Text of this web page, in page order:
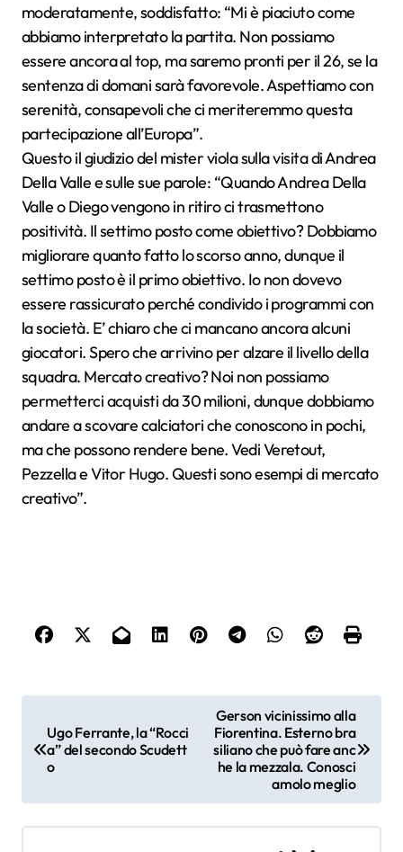
moderatamente, soddisfatto: “Mi è piaciuto come
abbiamo interpretato la partita. Non possiamo
essere ancora al top, ma saremo pronti per il 26, se la
sentenza di domani sarà favorevole. Aspettiamo con
serenità, consapevoli che ci meriteremmo questa
partecipazione all’Europa”.
Questo il giudizio del mister viola sulla visita di Andrea
Della Valle e sulle sue parole: “Quando Andrea Della
Valle o Diego vengono in ritiro ci trasmettono
positività. Il settimo posto come obiettivo? Dobbiamo
migliorare quanto fatto lo scorso anno, dunque il
settimo posto è il primo obiettivo. Io non dovevo
essere rassicurato perché condivido i programmi con
la società. E’ chiaro che ci mancano ancora alcuni
giocatori. Spero che arrivino per alzare il livello della
squadra. Mercato creativo? Noi non possiamo
permetterci acquisti da 30 milioni, dunque dobbiamo
andare a scovare calciatori che conoscono in pochi,
ma che possono rendere bene. Vedi Veretout,
Pezzella e Vitor Hugo. Questi sono esempi di mercato
creativo”.
a
i
Ugo Ferrante, la “Rocci
a” del secondo Scudett
o
Gerson vicinissimo alla
Fiorentina. Esterno bra
siliano che può fare anc
he la mezzala. Conosci
amolo meglio